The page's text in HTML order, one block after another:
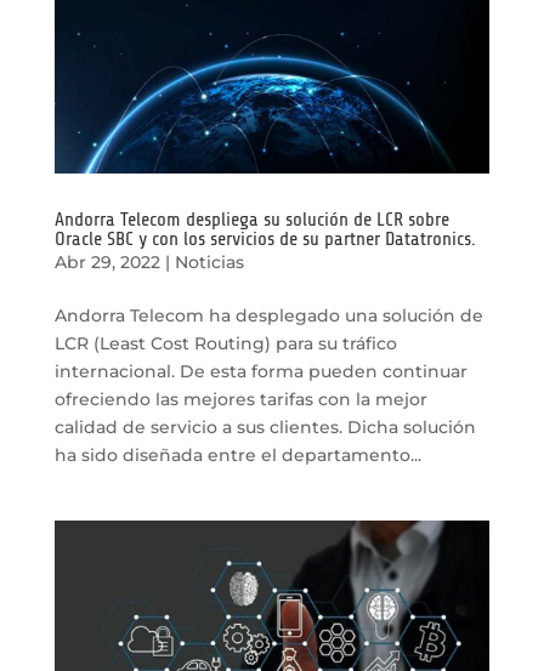
Andorra Telecom despliega su solución de LCR sobre
Oracle SBC y con los servicios de su partner Datatronics.
Abr 29, 2022| Noticias
Andorra Telecom ha desplegado una solución de
LCR (Least Cost Routing) para su tráfico
internacional. De esta forma pueden continuar
ofreciendo las mejores tarifas con la mejor
calidad de servicio a sus clientes. Dicha solución
ha sido diseñada entre el departamento...